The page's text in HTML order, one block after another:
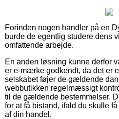
Forinden nogen handler på en
burde de egentlig studere dens
omfattende arbejde.
En anden løsning kunne derfor
er e-mærke godkendt, da det er
selskabet føjer de gældende
webbutikken regelmæssigt
til de gældende bestemmelser.
for at få bistand, ifald du skulle
af din handel.